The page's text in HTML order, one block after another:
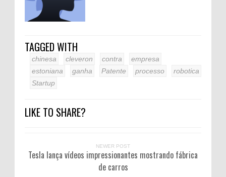
TAGGED WITH
chinesa cleveron contra
empresa
estoniana
ganha Patente processo
robotica
Startup
LIKE TO SHARE?
NEWER POST
Tesla lança vídeos impressionantes mostrando fábrica
de carros